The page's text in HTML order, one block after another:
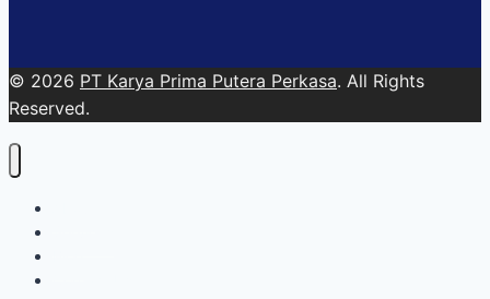
© 2026 PT Karya Prima Putera Perkasa. All Rights
Reserved.